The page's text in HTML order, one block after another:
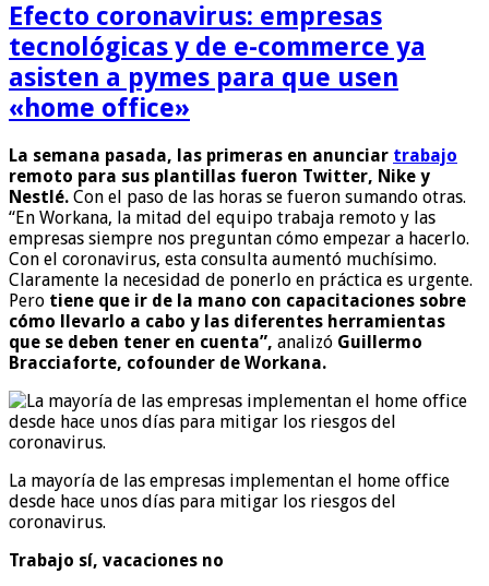
Efecto coronavirus: empresas
tecnológicas y de e-commerce ya
asisten a pymes para que usen
«home office»
La semana pasada, las primeras en anunciar trabajo
remoto para sus plantillas fueron Twitter, Nike y
Nestlé. Con el paso de las horas se fueron sumando otras.
“En Workana, la mitad del equipo trabaja remoto y las
empresas siempre nos preguntan cómo empezar a hacerlo.
Con el coronavirus, esta consulta aumentó muchísimo.
Claramente la necesidad de ponerlo en práctica es urgente.
Pero tiene que ir de la mano con capacitaciones sobre
cómo llevarlo a cabo y las diferentes herramientas
que se deben tener en cuenta”, analizó Guillermo
Bracciaforte, cofounder de Workana.
La mayoría de las empresas implementan el home office
desde hace unos días para mitigar los riesgos del
coronavirus.
Trabajo sí, vacaciones no